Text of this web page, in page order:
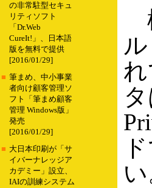
の非常駐型セキュ
リティソフト
「Dr.Web
CureIt!」、日本語
版を無料で提供
[2016/01/29]
■ 筆まめ、中小事業
者向け顧客管理ソ
フト「筆まめ顧客
管理 Windows版」
発売
[2016/01/29]
■ 大日本印刷が「サ
イバーナレッジア
カデミー」設立、
IAIの訓練システム
い